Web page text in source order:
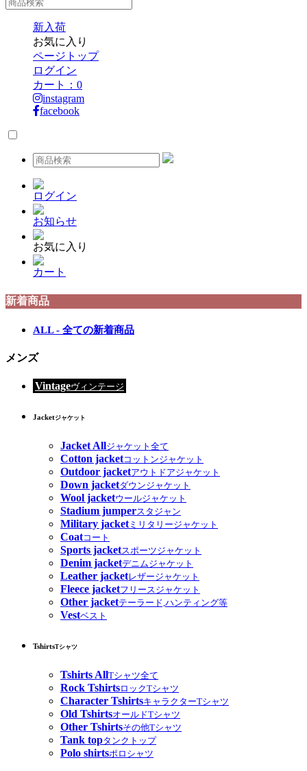
新入荷
お気に入り
ページトップ
ログイン
カート： 0
instagram
facebook
ログイン
お知らせ
お気に入り
カート
新着商品
ALL - 全ての新着商品
メンズ
Vintageヴィンテージ
Jacketジャケット
Jacket Allジャケット全て
Cotton jacketコットンジャケット
Outdoor jacketアウトドアジャケット
Down jacketダウンジャケット
Wool jacketウールジャケット
Stadium jumperスタジャン
Military jacketミリタリージャケット
Coatコート
Sports jacketスポーツジャケット
Denim jacketデニムジャケット
Leather jacketレザージャケット
Fleece jacketフリースジャケット
Other jacketテーラード,ハンティング等
Vestベスト
TshirtsTシャツ
Tshirts AllTシャツ全て
Rock TshirtsロックTシャツ
Character TshirtsキャラクターTシャツ
Old TshirtsオールドTシャツ
Other Tshirtsその他Tシャツ
Tank topタンクトップ
Polo shirtsポロシャツ